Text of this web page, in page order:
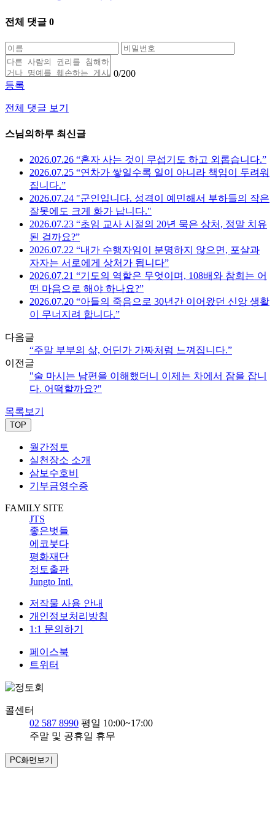
전체 댓글 0
0/200
등록
전체 댓글 보기
스님의하루 최신글
2026.07.26 “혼자 사는 것이 무섭기도 하고 외롭습니다.”
2026.07.25 “연차가 쌓일수록 일이 아니라 책임이 두려워
집니다.”
2026.07.24 "군인입니다. 성격이 예민해서 부하들의 작은
잘못에도 크게 화가 납니다."
2026.07.23 “초임 교사 시절의 20년 묵은 상처, 정말 치유
된 걸까요?”
2026.07.22 “내가 수행자임이 분명하지 않으면, 포살과
자자는 서로에게 상처가 됩니다”
2026.07.21 “기도의 역할은 무엇이며, 108배와 참회는 어
떤 마음으로 해야 하나요?”
2026.07.20 “아들의 죽음으로 30년간 이어왔던 신앙 생활
이 무너지려 합니다.”
다음글
“주말 부부의 삶, 어딘가 가짜처럼 느껴집니다.”
이전글
"술 마시는 남편을 이해했더니 이제는 차에서 잠을 잡니
다. 어떡할까요?"
목록보기
TOP
월간정토
실천장소 소개
삼보수호비
기부금영수증
FAMILY SITE
JTS
좋은벗들
에코붓다
평화재단
정토출판
Jungto Intl.
저작물 사용 안내
개인정보처리방침
1:1 문의하기
페이스북
트위터
콜센터
02 587 8990 평일 10:00~17:00
주말 및 공휴일 휴무
PC화면보기